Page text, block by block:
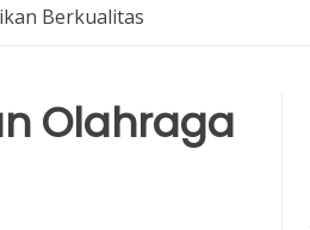
Berkualitas
Olahraga